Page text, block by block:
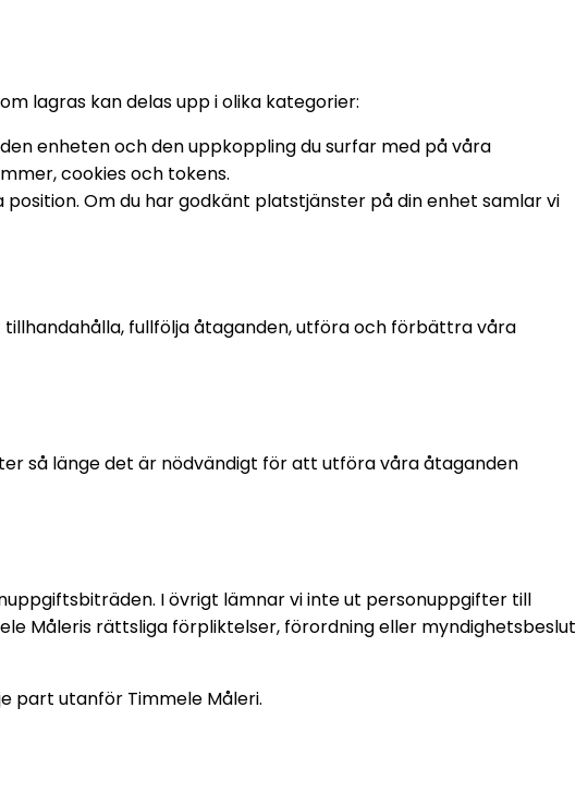
lagras kan delas upp i olika kategorier:
enheten och den uppkoppling du surfar med på våra
cookies och tokens.
Om du har godkänt platstjänster på din enhet samlar vi
fullfölja åtaganden, utföra och förbättra våra
så länge det är nödvändigt för att utföra våra åtaganden
I övrigt lämnar vi inte ut personuppgifter till
Måleris rättsliga förpliktelser, förordning eller myndighetsbeslut
part utanför Timmele Måleri.